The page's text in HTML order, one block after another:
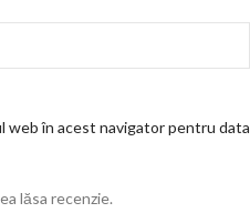
web în acest navigator pentru data
lăsa recenzie.